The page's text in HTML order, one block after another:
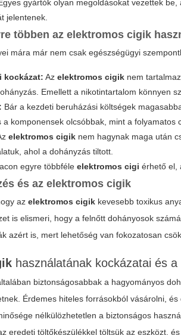
gyártók olyan megoldásokat vezettek
jelentenek.
többen azelektromos cigik
mára már nem csak egészségügyi
kockázat: Azelektromos cigik nem
Emellett a nikotintartalom könnyen
Bár a kezdeti beruházási költségek
komponensek olcsóbbak, mint a folyamatos
elektromos cigik nem hagynak maga után
ahol a dohányzás tiltott.
egyre többféleelektromos cigi érhető el,
és azelektromos cigik
azelektromos cigik kevesebb toxikus
is elismeri, hogy a felnőtt dohányosok
azért is, mert lehetőség van fokozatosan
használatának kockázatai és a
biztonságosabbak a hagyományos
Érdemes hiteles forrásokból vásárolni,
nélkülözhetetlen a biztonságos
eredeti töltőkészülékkel töltsük az eszközt,